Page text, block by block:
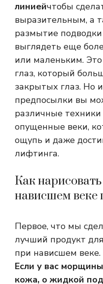
линиейчтобы
выразительным, а
размытие
выглядеть еще
или маленьким.
глаз, который
закрытых глаз. Но
предпосылки вы
различные
опущенные веки,
ощупь и даже
лифтинга.
Как
нависшем веке
Первое, что мы
лучший продукт
при нависшем
Если у вас
кожа, о жидкой